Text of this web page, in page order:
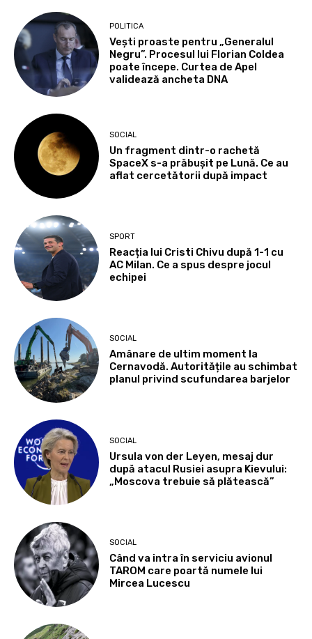
POLITICA
Vești proaste pentru „Generalul
Negru”. Procesul lui Florian Coldea
poate începe. Curtea de Apel
validează ancheta DNA
SOCIAL
Un fragment dintr-o rachetă
SpaceX s-a prăbușit pe Lună. Ce au
aflat cercetătorii după impact
SPORT
Reacția lui Cristi Chivu după 1-1 cu
AC Milan. Ce a spus despre jocul
echipei
SOCIAL
Amânare de ultim moment la
Cernavodă. Autoritățile au schimbat
planul privind scufundarea barjelor
SOCIAL
Ursula von der Leyen, mesaj dur
după atacul Rusiei asupra Kievului:
„Moscova trebuie să plătească”
SOCIAL
Când va intra în serviciu avionul
TAROM care poartă numele lui
Mircea Lucescu